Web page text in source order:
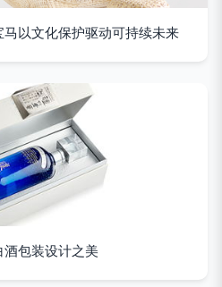
以文化保护驱动可持续未来
包装设计之美